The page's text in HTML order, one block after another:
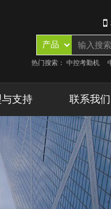
热门搜索： 中控考勤机
支持 联系我们